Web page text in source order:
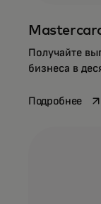
Получайте
бизнеса в
Подробнее